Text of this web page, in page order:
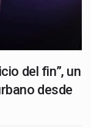
del fin”, un
desde